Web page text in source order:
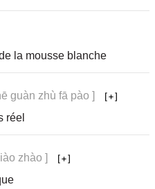
la mousse blanche
guàn zhù fā pào ]
réel
zhào ]